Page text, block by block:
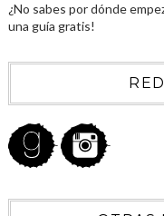
¿No sabes por dónde
una guía gratis!